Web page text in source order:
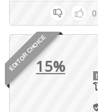
0
EDITOR CHOICE15%